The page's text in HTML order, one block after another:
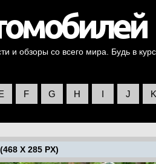
и обзоры со всего мира. Будь в
F G H I J K
X 285 PX)